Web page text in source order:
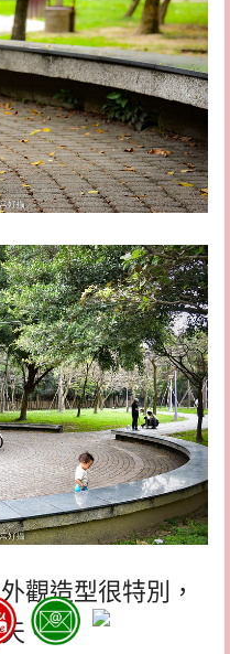
觀造型很特別，
。